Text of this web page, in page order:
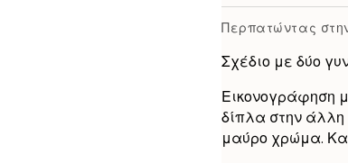
Περπατώντας
Σχέδιο με δύο
Εικονογράφηση
δίπλα στην
μαύρο χρώμα.